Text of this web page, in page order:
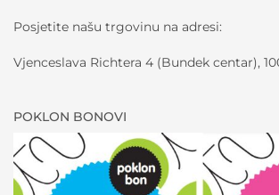
Posjetite našu trgovinu na adresi:
Vjenceslava Richtera 4 (Bundek centar),
POKLON BONOVI